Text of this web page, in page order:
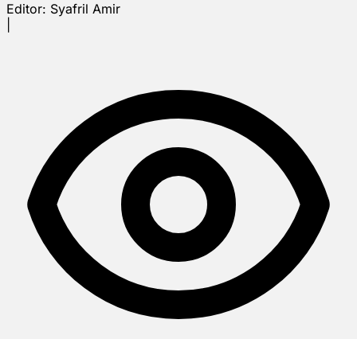
Editor: Syafril Amir